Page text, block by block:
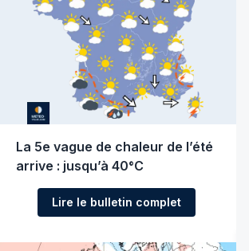
La 5e vague de chaleur de l’été
arrive : jusqu’à 40°C
Lire le bulletin complet